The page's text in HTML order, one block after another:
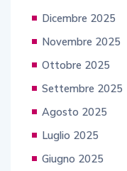
Dicembre 2025
Novembre 2025
Ottobre 2025
Settembre 2025
Agosto 2025
Luglio 2025
Giugno 2025